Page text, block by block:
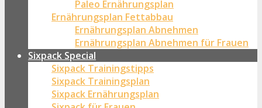
Paleo Ernährungsplan
Ernährungsplan Fettabbau
Ernährungsplan Abnehmen
Ernährungsplan Abnehmen für Frauen
Sixpack Special
Sixpack Trainingstipps
Sixpack Trainingsplan
Sixpack Ernährungsplan